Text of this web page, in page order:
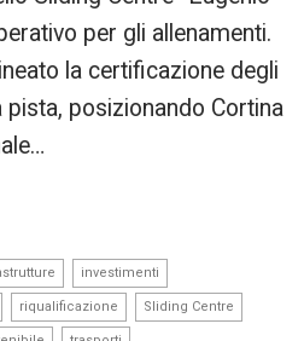
per gli allenamenti.
la certificazione degli
posizionando Cortina
investimenti
riqualificazione Sliding Centre